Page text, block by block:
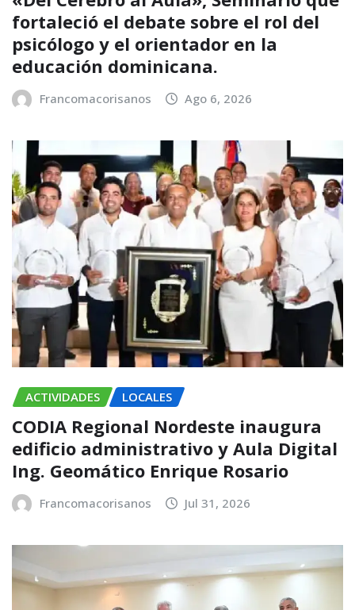
fortaleció el debate sobre el rol del
psicólogo y el orientador en la
educación dominicana.
Francomacorisanos Ago 6, 2026
ACTIVIDADES LOCALES
CODIA Regional Nordeste inaugura
edificio administrativo y Aula Digital
Ing. Geomático Enrique Rosario
Francomacorisanos Jul 31, 2026